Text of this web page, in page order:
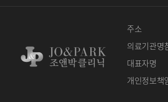
주소
의료기관명
대표자명
개인정보책